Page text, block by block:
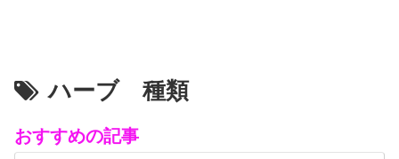
ハーブ 種類
おすすめの記事